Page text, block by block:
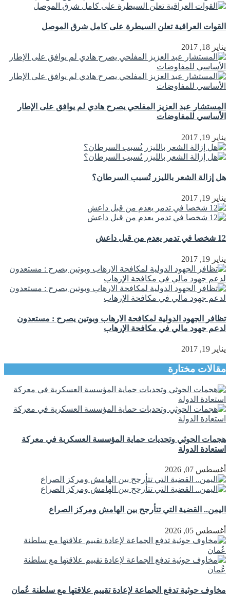
القوات العراقية تعلن السيطرة على كامل شرق الموصل
يناير 18, 2017
المستشار عبد العزيز المفلحي يصرح هادي لم يوافق على الإطار
الأساسي للمفاوضات
يناير 19, 2017
هل إزالة الشعر بالليزر تُسبب السرطان؟
يناير 19, 2017
12 شخصا في تدمر يعدم من قبل داعش
يناير 19, 2017
تظافر الجهود الدولية لمكافحة الارهاب وبوتين يصرح : مستعدون
لدعم جهود مالي في مكافحة الإرهاب
يناير 19, 2017
مقالات مختارة
هجمات الحوثي وتحديات حماية المؤسسة العسكرية في معركة
استعادة الدولة
أغسطس 07, 2026
اليمن.. القضية التي تتأرجح بين الهامش ومركز الصراع
أغسطس 05, 2026
مخاوف حوثية تدفع الجماعة لإعادة تقييم علاقتها مع سلطنة عُمان